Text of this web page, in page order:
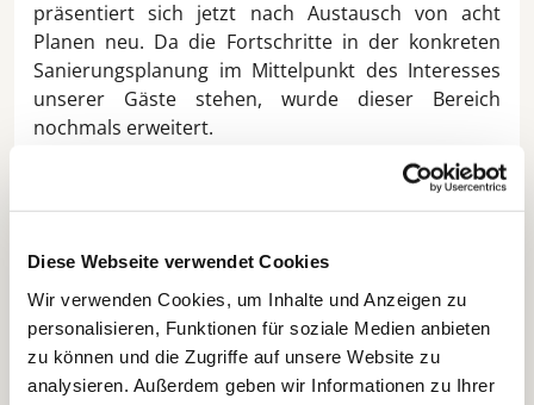
Diese Webseite verwendet Cookies
Wir verwenden Cookies, um Inhalte und Anzeigen zu
personalisieren, Funktionen für soziale Medien anbieten
zu können und die Zugriffe auf unsere Website zu
analysieren. Außerdem geben wir Informationen zu Ihrer
präsentiert sich jetzt nach Austausch von acht
Planen neu. Da die Fortschritte in der konkreten
Sanierungsplanung im Mittelpunkt des Interesses
unserer Gäste stehen, wurde dieser Bereich
nochmals erweitert.